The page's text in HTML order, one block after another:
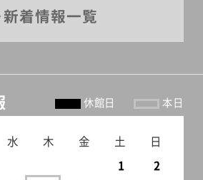
ンリーダーとしての髙島
選会を中心として―」
長谷川郁夫第4章 明日と
い対談「百貨店、明日と
会い 辻井喬さんを迎え
辻井喬、鈴木弘治髙島屋の
新着情報一覧
休館日 本日
水 木 金 土 日
1
2